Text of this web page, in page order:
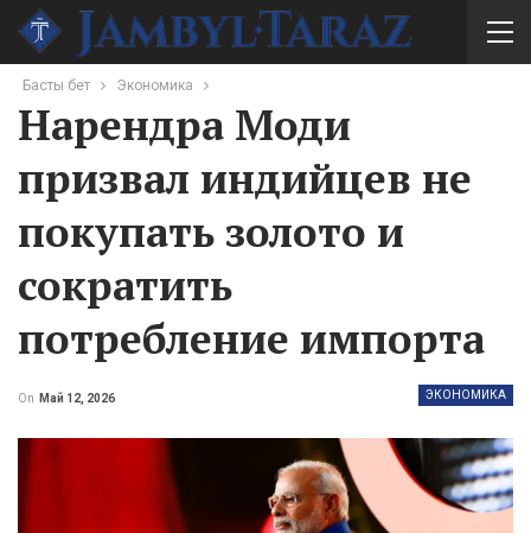
Басты бет Экономика
Нарендра Моди
призвал индийцев не
покупать золото и
сократить
потребление импорта
ЭКОНОМИКА
On Май 12, 2026